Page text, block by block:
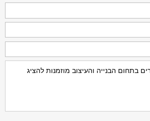
בתחום הבנייה והעיצוב מוזמנות להציג